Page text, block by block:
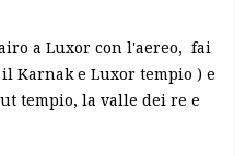
a Luxor con l'aereo, fai
Karnak e Luxor tempio ) e
tempio, la valle dei re e